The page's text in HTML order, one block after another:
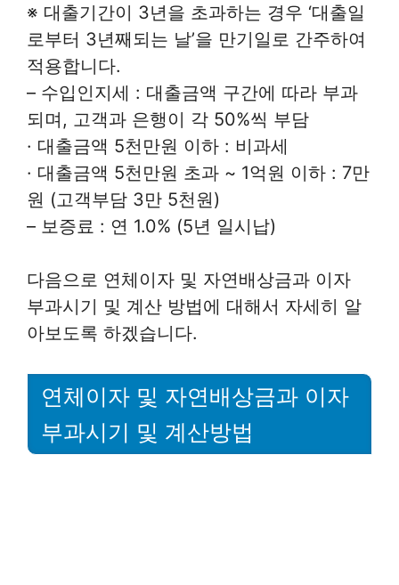
※ 대출기간이 3년을 초과하는 경우 ‘대출일
로부터 3년째되는 날’을 만기일로 간주하여
적용합니다.
– 수입인지세 : 대출금액 구간에 따라 부과
되며, 고객과 은행이 각 50%씩 부담
· 대출금액 5천만원 이하 : 비과세
· 대출금액 5천만원 초과 ~ 1억원 이하 : 7만
원 (고객부담 3만 5천원)
– 보증료 : 연 1.0% (5년 일시납)
다음으로 연체이자 및 자연배상금과 이자
부과시기 및 계산 방법에 대해서 자세히 알
아보도록 하겠습니다.
연체이자 및 자연배상금과 이자
부과시기 및 계산방법